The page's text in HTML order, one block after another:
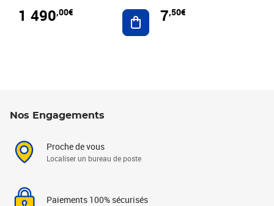
1 490,00€ Ajouter au panier
7,50€
Nos Engagements
Proche de vous
Localiser un bureau de poste
Paiements 100% sécurisés